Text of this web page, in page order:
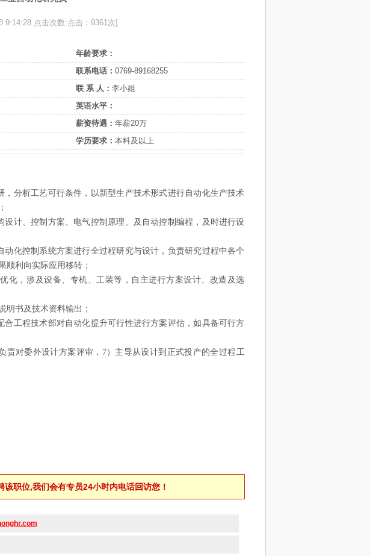
9:14:28 点击次数:点击：9361次]
年龄要求：
联系电话： 0769-89168255
联 系 人： 李小姐
英语水平：
薪资待遇： 年薪20万
学历要求： 本科及以上
分析工艺可行条件，以新型生产技术形式进行自动化生产技术
计、控制方案、电气控制原理、及自动控制编程，及时进行设
化控制系统方案进行全过程研究与设计，负责研究过程中各个
顺利向实际应用移转；
化，涉及设备、专机、工装等，自主进行方案设计、改造及选
明书及技术资料输出；
工程技术部对自动化提升可行性进行方案评估，如具备可行方
责对委外设计方案评审，7）主导从设计到正式投产的全过程工
职位,我们会有专员24小时内电话回访您！